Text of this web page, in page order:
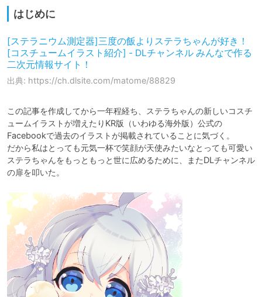
はじめに
[ステラニウム測定器]三度の飯よりステラちゃんが好き！
[コスチュームイラスト紹介] - DLチャンネル みんなで作る
二次元情報サイト！
出典: https://ch.dlsite.com/matome/88829
この記事を作成してから一年程経ち、ステラちゃんの新しいコスチ
ュームイラストが増えたりKR版（いわゆる海外版）公式の
Facebookで過去のイラストが掲載されていることに気づく。
だから私はとっても元気一杯で笑顔が天使みたいなとっても可愛い
ステラちゃんをもっともっと世に広めるために、またDLチャンネル
の扉を叩いた。